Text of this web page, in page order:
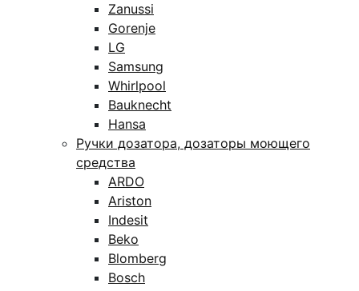
Zanussi
Gorenje
LG
Samsung
Whirlpool
Bauknecht
Hansa
Ручки дозатора, дозаторы моющего
средства
ARDO
Ariston
Indesit
Beko
Blomberg
Bosch